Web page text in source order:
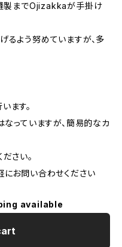
縫製までOjizakkaが手掛け
るよう努めていますが、多
ます。
なっていますが、簡易的なカ
さい。
にお問い合わせください
available